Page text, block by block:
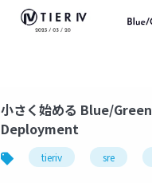
autoware riscv
小さく始める Blue/Green
Deployment
tieriv sre